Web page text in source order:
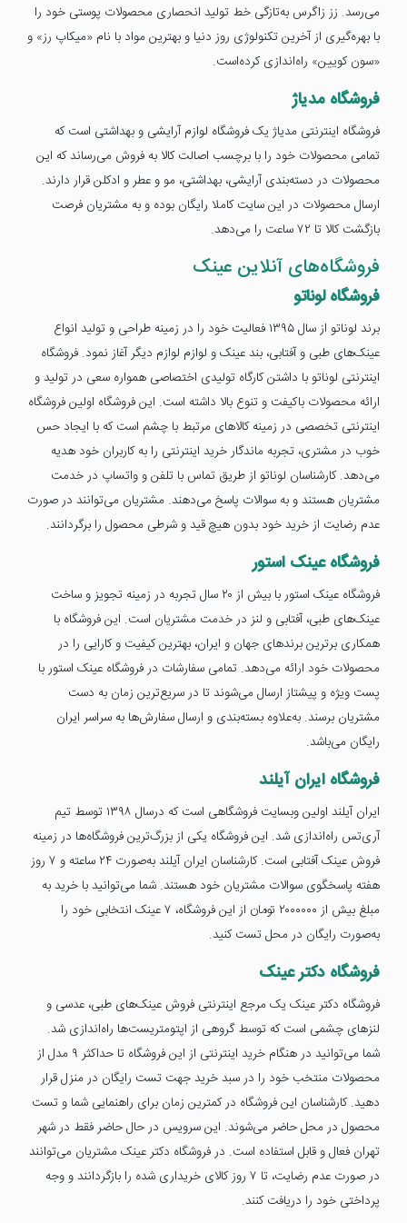
می‌رسد. زز زاگرس به‌تازگی خط تولید انحصاری محصولات پوستی خود را
با بهره‌گیری از آخرین تکنولوژی روز دنیا و بهترین مواد با نام «میکاپ رز» و
«سون کویین» راه‌اندازی کرده‌است.
فروشگاه مدیاژ
فروشگاه اینترنتی مدیاژ یک فروشگاه لوازم آرایشی و بهداشتی است که
تمامی محصولات خود را با برچسب اصالت کالا به فروش می‌رساند که این
محصولات در دسته‌بندی آرایشی، بهداشتی، مو و عطر و ادکلن قرار دارند.
ارسال محصولات در این سایت کاملا رایگان بوده و به مشتریان فرصت
بازگشت کالا تا ۷۲ ساعت را می‌دهد.
فروشگاه‌های آنلاین عینک
فروشگاه لوناتو
برند لوناتو از سال ۱۳۹۵ فعالیت خود را در زمینه طراحی و تولید انواع
عینک‌های طبی و آفتابی، بند عینک و لوازم لوازم دیگر آغاز نمود. فروشگاه
اینترنتی لوناتو با داشتن کارگاه تولیدی اختصاصی همواره سعی در تولید و
ارائه محصولات باکیفت و تنوع بالا داشته است. این فروشگاه اولین فروشگاه
اینترنتی تخصصی در زمینه کالاهای مرتبط با چشم است که با ایجاد حس
خوب در مشتری، تجربه ماندگار خرید اینترنتی را به کاربران خود هدیه
می‌دهد. کارشناسان لوناتو از طریق تماس با تلفن و واتساپ در خدمت
مشتریان هستند و به سوالات پاسخ می‌دهند. مشتریان می‌توانند در صورت
عدم رضایت از خرید خود بدون هیچ قید و شرطی محصول را برگردانند.
فروشگاه عینک استور
فروشگاه عینک استور با بیش از ۲۰ سال تجربه در زمینه تجویز و ساخت
عینک‌های طبی، آفتابی و لنز در خدمت مشتریان است. این فروشگاه با
همکاری برترین برندهای جهان و ایران، بهترین کیفیت و کارایی را در
محصولات خود ارائه می‌دهد. تمامی سفارشات در فروشگاه عینک استور با
پست ویژه و پیشتاز ارسال می‌شوند تا در سریع‌ترین زمان به دست
مشتریان برسند. به‌علاوه بسته‌بندی و ارسال سفارش‌ها به سراسر ایران
رایگان می‌باشد.
فروشگاه ایران آیلند
ایران آیلند اولین وبسایت فروشگاهی است که درسال ۱۳۹۸ توسط تیم
آری‌تس راه‌اندازی شد. این فروشگاه یکی از بزرگ‌ترین فروشگاه‌ها در زمینه
فروش عینک آفتابی است. کارشناسان ایران آیلند به‌صورت ۲۴ ساعته و ۷ روز
هفته پاسخگوی سوالات مشتریان خود هستند. شما می‌توانید با خرید به
مبلغ بیش از ۲۰۰۰۰۰۰ تومان از این فروشگاه، ۷ عینک انتخابی خود را
به‌صورت رایگان در محل تست کنید.
فروشگاه دکتر عینک
فروشگاه دکتر عینک یک مرجع اینترنتی فروش عینک‌های طبی، عدسی و
لنزهای چشمی است که توسط گروهی از اپتومتریست‌ها راه‌اندازی شد.
شما می‌توانید در هنگام خرید اینترنتی از این فروشگاه تا حداکثر ۹ مدل از
محصولات منتخب خود را در سبد خرید جهت تست رایگان در منزل قرار
دهید. کارشناسان این فروشگاه در کمترین زمان برای راهنمایی شما و تست
محصول در محل حاضر می‌شوند. این سرویس در حال حاضر فقط در شهر
تهران فعال و قابل استفاده است. در فروشگاه دکتر عینک مشتریان می‌توانند
در صورت عدم رضایت، تا ۷ روز کالای خریداری شده را بازگردانند و وجه
پرداختی خود را دریافت کنند.